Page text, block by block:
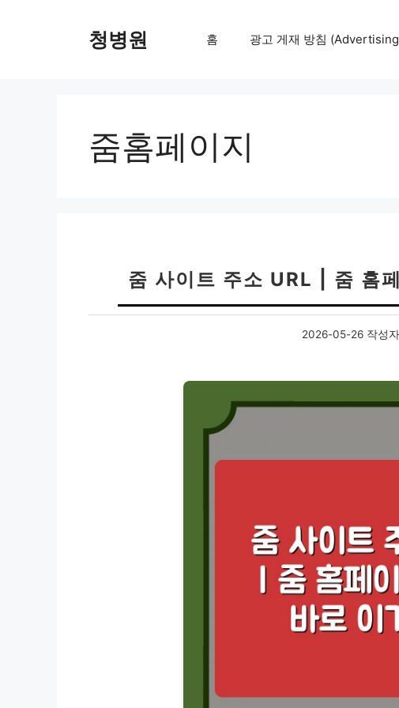
청병원 홈 광고 게재 방침
줌홈페이지
줌 사이트 주소 URL | 줌 홈
2026-05-26 작성